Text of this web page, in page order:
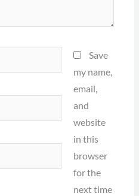
Save
my name,
email,
and
website
in this
browser
for the
next time